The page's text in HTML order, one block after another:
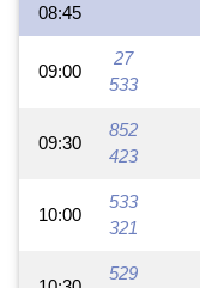
08:45
09:00
27
533
09:30
852
423
10:00
533
321
529